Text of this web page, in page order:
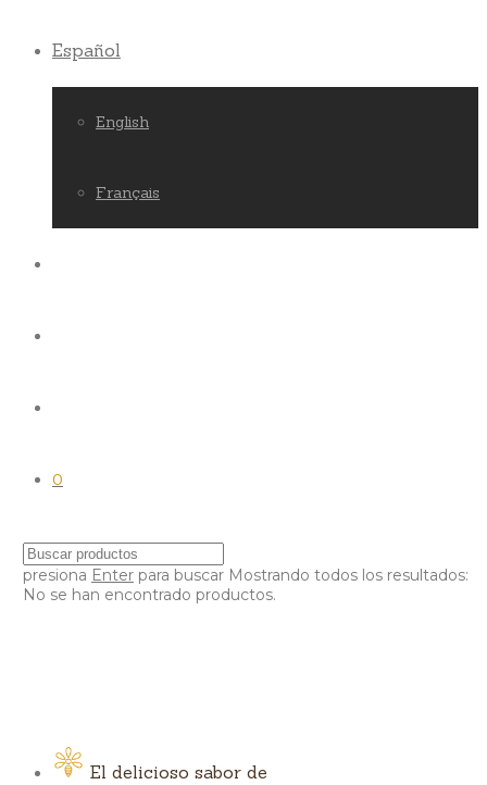
Español
English
Français
0
presiona Enterpara buscar Mostrando todos los resultados:
No se han encontrado productos.
El delicioso sabor de